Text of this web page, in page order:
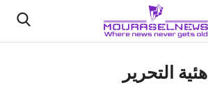
هئية التحرير